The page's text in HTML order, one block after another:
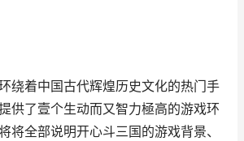
绕着中国古代辉煌历史文化的热门手
供了壹个生动而又智力極高的游戏环
将全部说明开心斗三国的游戏背景、